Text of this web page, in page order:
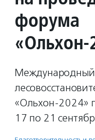
форума
«Ольхон-
Международный
«Ольхон-2024»
17 по 21